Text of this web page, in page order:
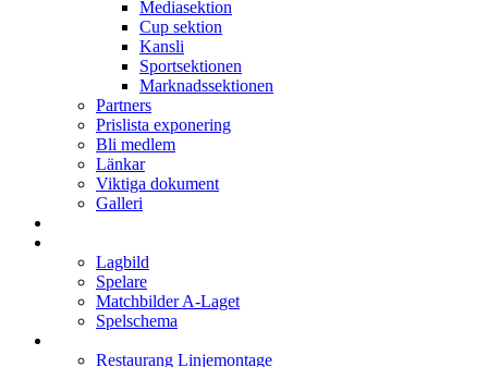
Mediasektion
Cup sektion
Kansli
Sportsektionen
Marknadssektionen
Partners
Prislista exponering
Bli medlem
Länkar
Viktiga dokument
Galleri
Lagbild
Spelare
Matchbilder A-Laget
Spelschema
Restaurang Linjemontage